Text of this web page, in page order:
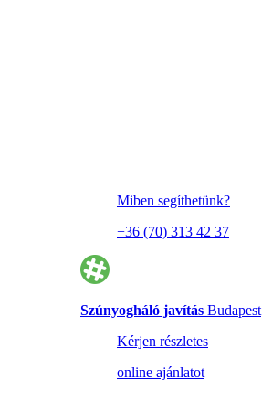
Miben segíthetünk?
+36 (70) 313 42 37
Szúnyogháló javítás Budapest
Kérjen részletes
online ajánlatot